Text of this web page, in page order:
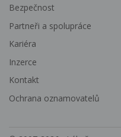
Bezpečnost
Partneři a spolupráce
Kariéra
Inzerce
Kontakt
Ochrana oznamovatelů